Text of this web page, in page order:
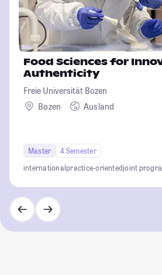
Food Sciences for
Authenticity
Freie Universität Bozen
Bozen
Ausland
Master
4 Semester
internationalpractice-orientedjoint